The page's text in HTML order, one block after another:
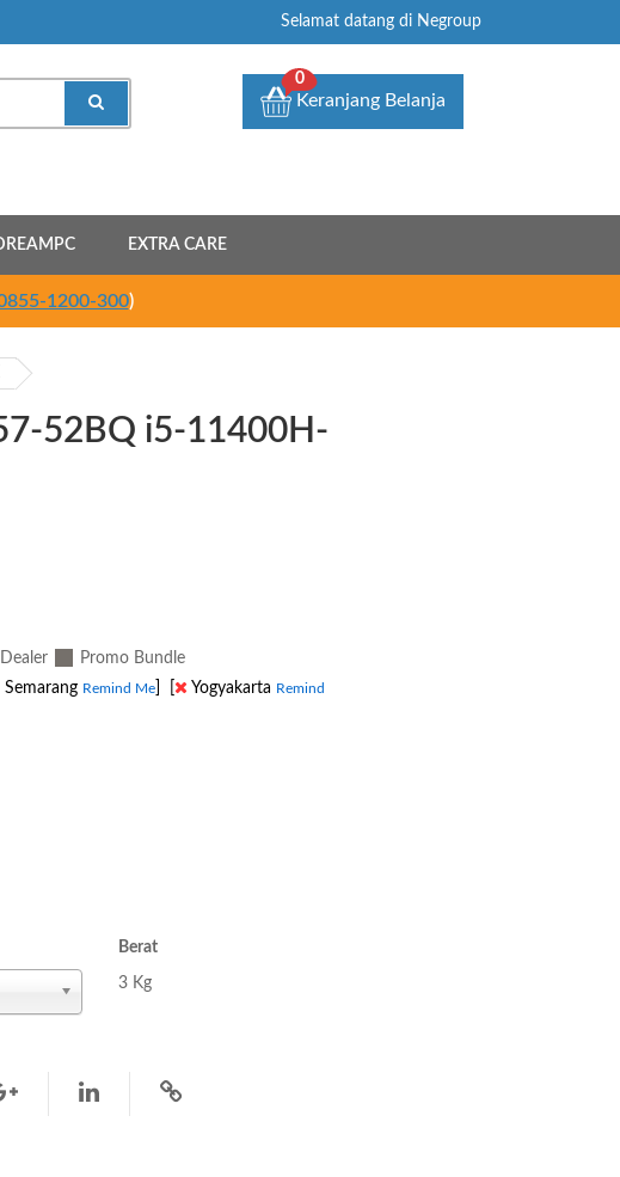
Selamat datang di Negroup
Keranjang Belanja
0
EXTRA CARE
1200-300)
52BQ i5-11400H-
Promo Bundle
Semarang Remind Me] Yogyakarta Remind
Berat
3 Kg